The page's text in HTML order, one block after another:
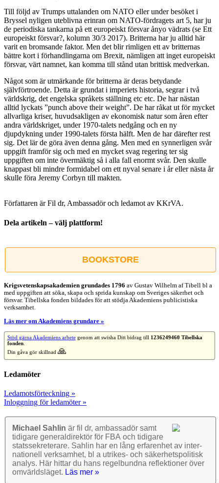
Till följd av Trumps uttalanden om NATO eller under besöket i
Bryssel nyligen uteblivna erinran om NATO-fördragets art 5, har ju
de periodiska tankarna på ett europeiskt försvar ånyo vädrats (se Ett
europeiskt försvar?, kolumn 30/3 2017). Britterna har ju alltid här
varit en bromsande faktor. Men det blir rimligen ett av britternas
bättre kort i förhandlingarna om Brexit, nämligen att inget europeiskt
försvar, värt namnet, kan komma till stånd utan brittisk medverkan.
Något som är utmärkande för britterna är deras betydande
självförtroende. Detta är grundat i imperiets historia, segrar i två
världskrig, det engelska språkets ställning etc etc. De har nästan
alltid lyckats ”punch above their weight”. De har råkat ut för mycket
allvarliga kriser, huvudsakligen av ekonomisk natur som åren efter
andra världskriget, under 1970-talets nedgång och en ny
djupdykning under 1990-talets första hälft. Men de har därefter rest
sig. Det lär de göra även denna gång. Men med en synnerligen svår
uppgift framför sig och med en mycket svag regering ter sig
uppgiften om inte övermäktig så i alla fall enormt svår. Den skulle
knappast bli mindre formidabel om ett nyval senare i år eller nästa år
skulle föra Jeremy Corbyn till makten.
Författaren är Fil dr, Ambassadör och ledamot av KKrVA.
Dela artikeln – välj plattform!
post
BOOKSTORE
Krigsvetenskap­sakademien grundades 1796 av Gustav Wilhelm af Tibell bl a
med uppgiften att söka, skapa och sprida kunskap om Sveriges säkerhet och
försvar. Tibellska fonden bildades för att stödja Akademiens publicistiska
verksamhet.
Läs mer om Akademiens grundare »
Stöd gärna Akademiens arbetegenom att swisha Ditt bidrag till 1236249460 Tibellska
fonden.
Din gåva gör skillnad 🙏
Ledamöter
Ledamotsförteckning »
Inloggning för ledamöter »
Michael Sahlin är fil dr, ambassadör samt
tidigare general­direktör för FBA och tidigare
stats­sekre­terare. Sahlin har en lång erfarenhet av inter­
nationell verk­samhet, bl a utrikes- och säkerhets­politisk
analys. Här hittar du hans regel­bundna reflek­tioner över
omvärlds­läget. Läs mer »